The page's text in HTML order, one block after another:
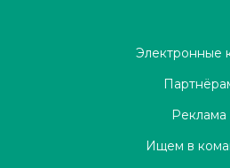
Электронные
Реклама
Ищем в